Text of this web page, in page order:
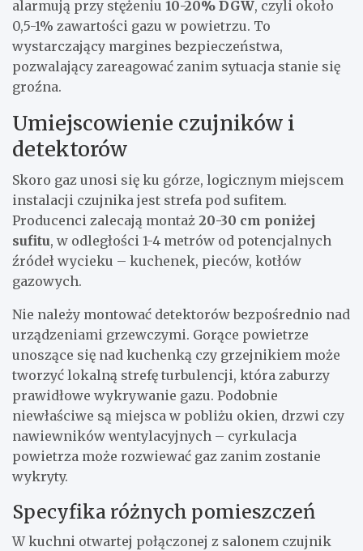
alarmują przy stężeniu 10-20% DGW, czyli około
0,5-1% zawartości gazu w powietrzu. To
wystarczający margines bezpieczeństwa,
pozwalający zareagować zanim sytuacja stanie się
groźna.
Umiejscowienie czujników i
detektorów
Skoro gaz unosi się ku górze, logicznym miejscem
instalacji czujnika jest strefa pod sufitem.
Producenci zalecają montaż 20-30 cm poniżej
sufitu, w odległości 1-4 metrów od potencjalnych
źródeł wycieku – kuchenek, pieców, kotłów
gazowych.
Nie należy montować detektorów bezpośrednio nad
urządzeniami grzewczymi. Gorące powietrze
unoszące się nad kuchenką czy grzejnikiem może
tworzyć lokalną strefę turbulencji, która zaburzy
prawidłowe wykrywanie gazu. Podobnie
niewłaściwe są miejsca w pobliżu okien, drzwi czy
nawiewników wentylacyjnych – cyrkulacja
powietrza może rozwiewać gaz zanim zostanie
wykryty.
Specyfika różnych pomieszczeń
W kuchni otwartej połączonej z salonem czujnik